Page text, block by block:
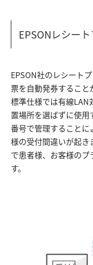
EPSONレシー
EPSON社のレシート
票を自動発券すること
標準仕様では有線
置場所を選ばずに使用
番号で管理すること
様の受付間違いが起き
で患者様、お客様のプ
す。